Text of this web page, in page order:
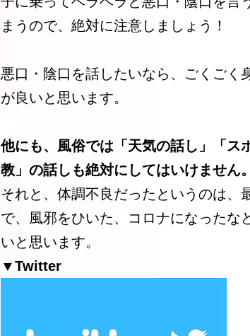
まうので、絶対に注意しましょう！
悪口・陰口を話したいなら、ごくごく
が良いと思います。
他にも、風俗では「天気の話し」「ス
教」の話しも絶対にしてはいけません。
それと、体調不良だったというのは、
で、風邪をひいた、コロナになったな
いと思います。
▼Twitter